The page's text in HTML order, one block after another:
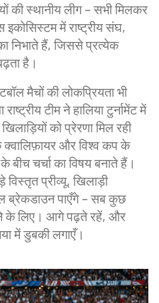
स्थानीय लीग – सभी मिलकर
में राष्ट्रीय संघ,
निभाते हैं, जिससे प्रत्येक
है।
मैचों की लोकप्रियता भी
टीम ने हालिया टुर्नामेंट में
को प्रेरणा मिल रही
और विश्व कप के
चर्चा का विषय बनाते हैं।
प्रीव्यू, खिलाड़ी
ब्रेकडाउन पाएँगे – सब कुछ
के लिए। आगे पढ़ते रहें, और
में डुबकी लगाएँ।